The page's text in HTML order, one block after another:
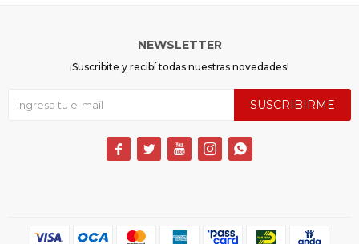
NEWSLETTER
¡Suscribite y recibí todas nuestras novedades!
SUSCRIBIRME
    